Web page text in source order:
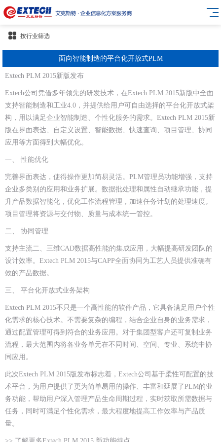
按行业筛选
面向智能制造的平台化开放式PLM
Extech PLM 2015新版发布
Extech公司凭借多年领先的研发技术，在Extech PLM 2015新版中全面
支持智能制造和工业4.0，并提供给用户可自由选择的平台化开放式架
构，用以满足企业智能制造、个性化服务的需求。Extech PLM 2015新
版在界面表达、自定义设置、智能数据、快速查询、项目管理、协同
应用等方面得到大幅优化。
一、 性能优化
完善界面表达，使得操作更加简易灵活。PLM管理员功能增强，支持
企业多类别的应用和业务扩展。数据批处理和属性自动继承功能，提
升产品数据智能化，优化工作流程管理，加速任务计划的处理速度。
项目管理将资源与交付物、质量与成本统一管控。
二、 协同管理
支持主流二、三维CAD数据高性能的集成应用，大幅提高研发团队的
设计效率。Extech PLM 2015与CAPP全面协同为工艺人员提供准确有
效的产品数据。
三、 平台化开放式业务架构
Extech PLM 2015不只是一个高性能的软件产品，它具备满足用户个性
化需求的核心技术。不需要复杂的编程，结合企业自身的业务需求，
通过配置管理可得到符合的业务应用。对于集团型客户还可复制业务
流程，最大范围内将各业务单元在不同时间、空间、专业、系统中协
同应用。
此次Extech PLM 2015版发布标志着，Extech公司基于柔性可配置的技
术平台，为用户提供了更为简单易用的操作、丰富和延展了PLM的业
务功能，帮助用户深入管理产品生命周期过程，实时获取所需数据与
任务，同时可满足个性化需求，最大程度地提高工作效率与产品质
量。